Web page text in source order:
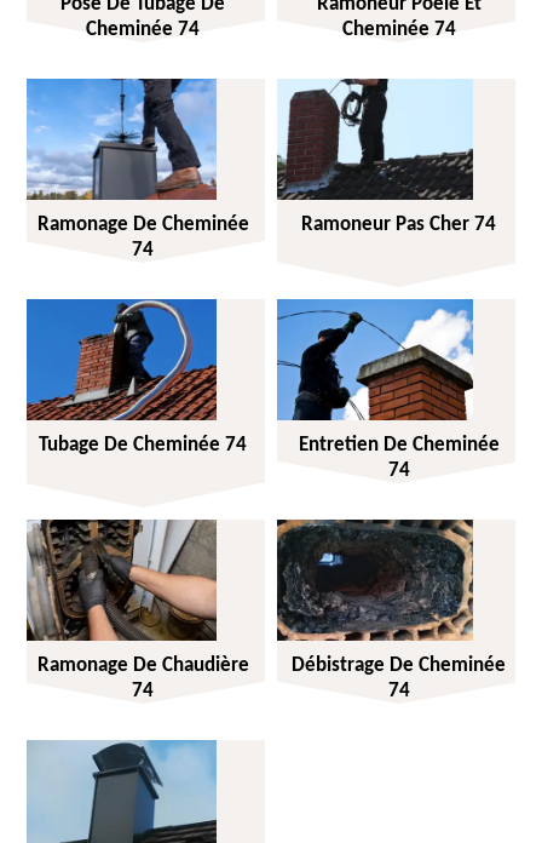
Pose De Tubage De
Cheminée 74
Ramoneur Poêle Et
Cheminée 74
Ramonage De Cheminée
74
Ramoneur Pas Cher 74
Tubage De Cheminée 74
Entretien De Cheminée
74
Ramonage De Chaudière
74
Débistrage De Cheminée
74